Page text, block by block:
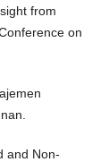
from
on
and Non-